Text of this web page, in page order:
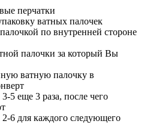
перчатки
ватных палочек
по внутренней стороне
палочки за который Вы
ватную палочку в
5 еще 3 раза, после чего
6 для каждого следующего